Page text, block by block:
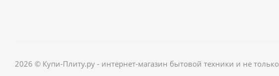
2026 © Купи-Плиту.ру - интернет-магазин бытовой техники и не только